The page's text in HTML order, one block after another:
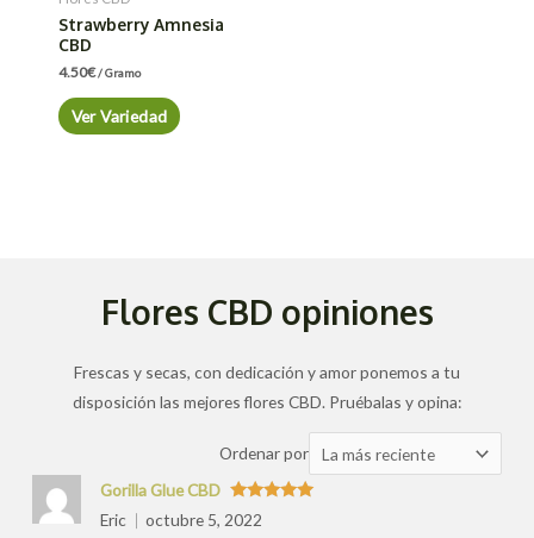
Strawberry Amnesia
CBD
4.50€/ Gramo
Ver Variedad
Flores CBD opiniones
Frescas y secas, con dedicación y amor ponemos a tu
disposición las mejores flores CBD. Pruébalas y opina:
Ordenar por Ordenar
las
Valorado
con
Gorilla Glue CBD
Eric
octubre 5, 2022